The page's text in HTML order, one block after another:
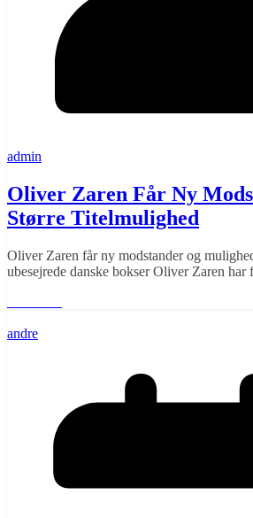
admin
Oliver Zaren Får Ny
Større Titelmulighed
Oliver Zaren får ny modstander og
ubesejrede danske bokser Oliver Zaren har
andre